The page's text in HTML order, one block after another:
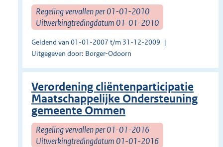
Regeling vervallen per 01-01-2010
Uitwerkingtredingdatum 01-01-2010
Geldend van 01-01-2007 t/m 31-12-2009
Uitgegeven door: Borger-Odoorn
Verordening cliëntenparticipatie
Maatschappelijke Ondersteuning
gemeente Ommen
Regeling vervallen per 01-01-2016
Uitwerkingtredingdatum 01-01-2016